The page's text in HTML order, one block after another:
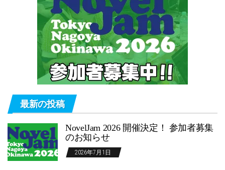
最新の投稿
NovelJam 2026 開催決定！ 参加者募集
のお知らせ
2026年7月1日